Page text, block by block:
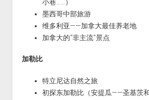
小巷……）
墨西哥中部旅游
维多利亚——加拿大最佳养老地
加拿大的“非主流”景点
加勒比
特立尼达自然之旅
初探东加勒比（安提瓜——圣基茨